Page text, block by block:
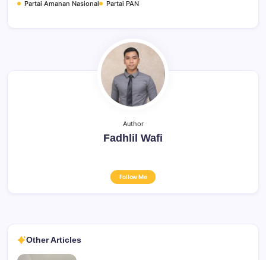
Partai Amanan Nasional
Partai PAN
Author
Fadhlil Wafi
Follow Me
Other Articles